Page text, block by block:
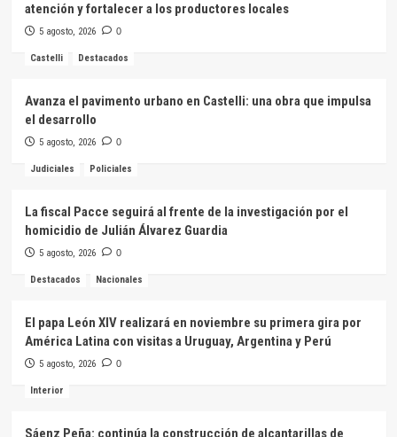
atención y fortalecer a los productores locales
5 agosto, 2026 0
Castelli Destacados
Avanza el pavimento urbano en Castelli: una obra que impulsa
el desarrollo
5 agosto, 2026 0
Judiciales Policiales
La fiscal Pacce seguirá al frente de la investigación por el
homicidio de Julián Álvarez Guardia
5 agosto, 2026 0
Destacados Nacionales
El papa León XIV realizará en noviembre su primera gira por
América Latina con visitas a Uruguay, Argentina y Perú
5 agosto, 2026 0
Interior